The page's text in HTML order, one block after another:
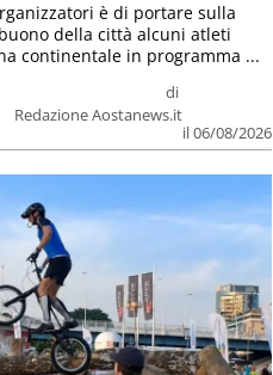
di
Redazione Aostanews.it
il 06/08/2026
è di portare sulla
della città alcuni atleti
continentale in programma ...